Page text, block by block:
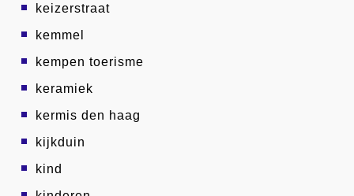
keizerstraat
kemmel
kempen toerisme
keramiek
kermis den haag
kijkduin
kind